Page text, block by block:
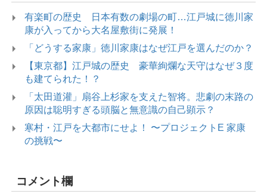
有楽町の歴史 日本有数の劇場の町…江戸城に徳川家
康が入ってから大名屋敷街に発展！
「どうする家康」徳川家康はなぜ江戸を選んだのか？
【東京都】江戸城の歴史 豪華絢爛な天守はなぜ３度
も建てられた！？
「太田道灌」扇谷上杉家を支えた智将。悲劇の末路の
原因は聡明すぎる頭脳と無意識の自己顕示？
寒村・江戸を大都市にせよ！ 〜プロジェクトE 家康
の挑戦〜
コメント欄